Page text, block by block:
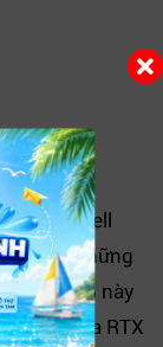
Laptop Dell
với những
laptop này
đồ họa RTX